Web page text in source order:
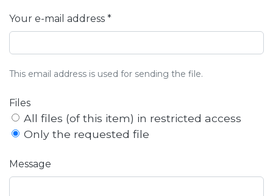
Your e-mail address *
This email address is used for sending the file.
Files
All files (of this item) in restricted access
Only the requested file
Message